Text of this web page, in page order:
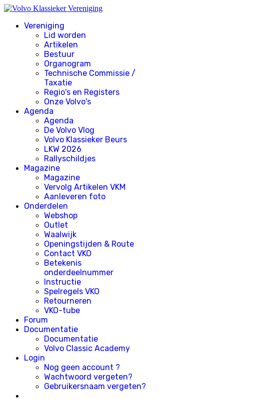
Vereniging
Lid worden
Artikelen
Bestuur
Organogram
Technische Commissie /
Taxatie
Regio's en Registers
Onze Volvo's
Agenda
Agenda
De Volvo Vlog
Volvo Klassieker Beurs
LKW 2026
Rallyschildjes
Magazine
Magazine
Vervolg Artikelen VKM
Aanleveren foto
Onderdelen
Webshop
Outlet
Waalwijk
Openingstijden & Route
Contact VKO
Betekenis
onderdeelnummer
Instructie
Spelregels VKO
Retourneren
VKO-tube
Forum
Documentatie
Documentatie
Volvo Classic Academy
Login
Nog geen account ?
Wachtwoord vergeten?
Gebruikersnaam vergeten?